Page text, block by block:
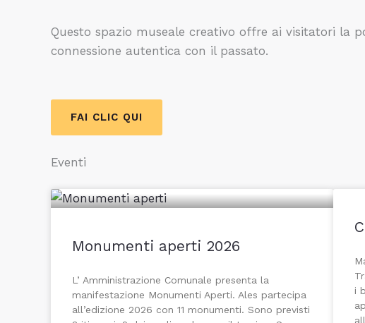
Questo spazio museale creativo offre ai visitatori la
connessione autentica con il passato.
FAI CLIC QUI
Eventi
Monumenti aperti 2026
L’ Amministrazione Comunale presenta la
manifestazione Monumenti Aperti. Ales partecipa
all’edizione 2026 con 11 monumenti. Sono previsti
i